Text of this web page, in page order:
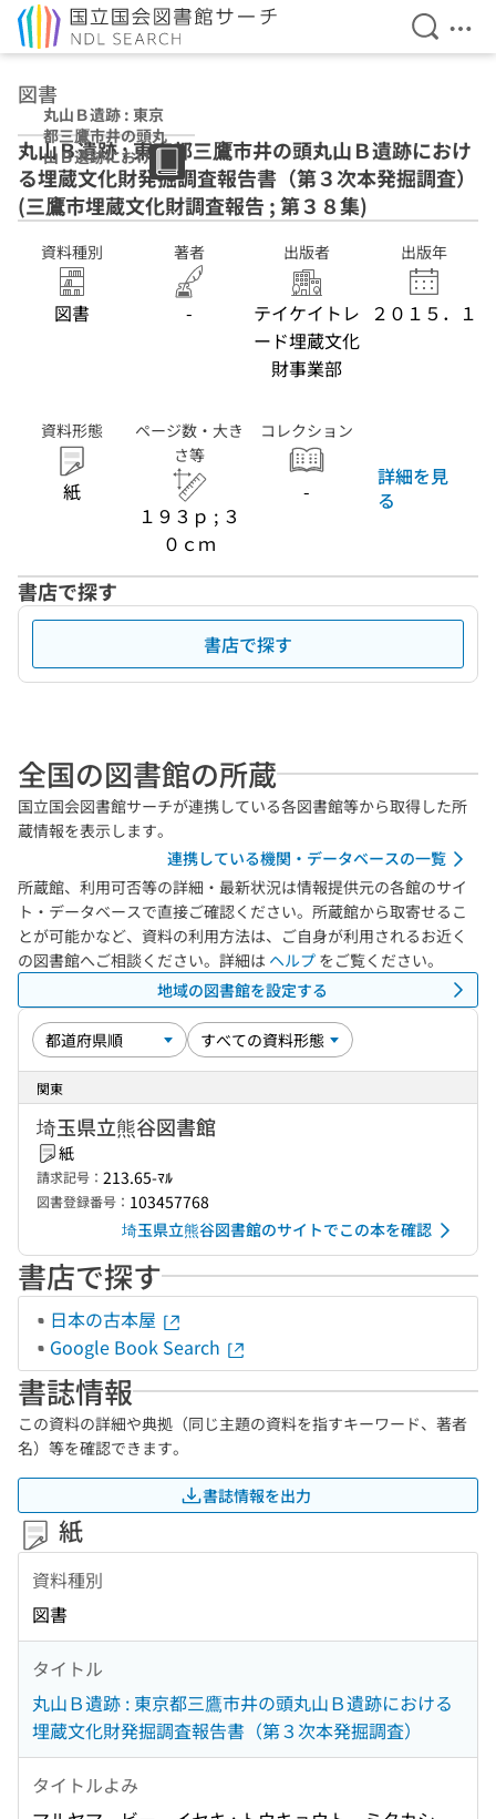
検索を
メ
図書
丸山Ｂ遺跡 : 東京
都三鷹市井の頭丸
山Ｂ遺跡における
埋蔵文化財発掘調
査報告書（第３次
本発掘調査） (三
鷹市埋蔵文化財調
査報告 ; 第３８集)
丸山Ｂ遺跡 : 東京都三鷹市井の頭丸山Ｂ遺跡におけ
る埋蔵文化財発掘調査報告書（第３次本発掘調査）
(三鷹市埋蔵文化財調査報告 ; 第３８集)
資料種別
図書
著者
-
出版者
テイケイトレ
ード埋蔵文化
財事業部
出版年
２０１５．１
資料形態
紙
ページ数・大き
さ等
１９３ｐ ; ３
０ｃｍ
コレクション
-
詳細を見
る
書店で探す
書店で探す
全国の図書館の所蔵
国立国会図書館サーチが連携している各図書館等から取得した所
蔵情報を表示します。
連携している機関・データベースの一覧
所蔵館、利用可否等の詳細・最新状況は情報提供元の各館のサイ
ト・データベースで直接ご確認ください。所蔵館から取寄せるこ
とが可能かなど、資料の利用方法は、ご自身が利用されるお近く
の図書館へご相談ください。詳細は ヘルプ をご覧ください。
地域の図書館を設定する
関東
埼玉県立熊谷図書館
紙
請求記号： 213.65-ﾏﾙ
図書登録番号： 103457768
埼玉県立熊谷図書館のサイトでこの本を確認
書店で探す
日本の古本屋
Google Book Search
書誌情報
この資料の詳細や典拠（同じ主題の資料を指すキーワード、著者
名）等を確認できます。
書誌情報を出力
紙
資料種別
図書
タイトル
丸山Ｂ遺跡 : 東京都三鷹市井の頭丸山Ｂ遺跡における
埋蔵文化財発掘調査報告書（第３次本発掘調査）
タイトルよみ